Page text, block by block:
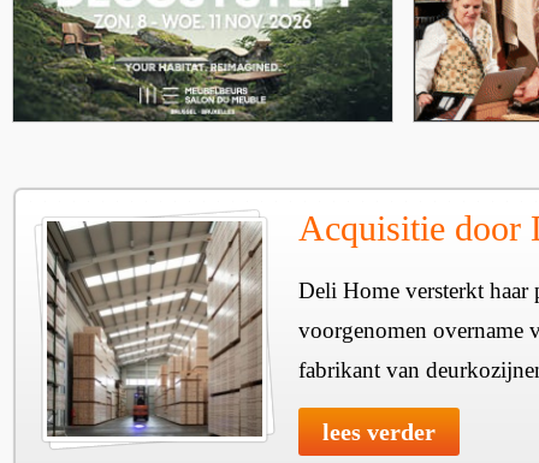
Acquisitie door
Deli Home versterkt haar
voorgenomen overname
fabrikant van
lees verder